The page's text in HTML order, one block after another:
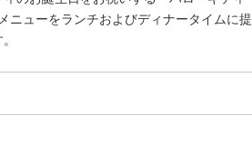
ニューをランチおよびディナータイムに提
。